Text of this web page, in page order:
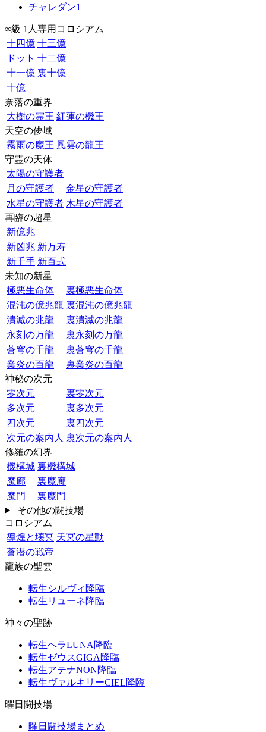
チャレダン1
∞級 1人専用コロシアム
十四億 十三億
ドット 十二億
十一億 裏十億
十億
奈落の重界
大樹の霊王 紅蓮の機王
天空の儚域
霧雨の魔王 風雲の龍王
守霊の天体
太陽の守護者
月の守護者
金星の守護者
水星の守護者 木星の守護者
再臨の超星
新億兆
新凶兆 新万寿
新千手 新百式
未知の新星
極悪生命体
裏極悪生命体
混沌の億兆龍 裏混沌の億兆龍
潰滅の兆龍
裏潰滅の兆龍
永刻の万龍
裏永刻の万龍
蒼穹の千龍
裏蒼穹の千龍
業炎の百龍
裏業炎の百龍
神秘の次元
零次元
裏零次元
多次元
裏多次元
四次元
裏四次元
次元の案内人 裏次元の案内人
修羅の幻界
機構城 裏機構城
魔廊
裏魔廊
魔門
裏魔門
その他の闘技場
コロシアム
導煌と壊冥 天冥の星動
蒼潜の戦帝
龍族の聖雲
転生シルヴィ降臨
転生リューネ降臨
神々の聖跡
転生ヘラLUNA降臨
転生ゼウスGIGA降臨
転生アテナNON降臨
転生ヴァルキリーCIEL降臨
曜日闘技場
曜日闘技場まとめ